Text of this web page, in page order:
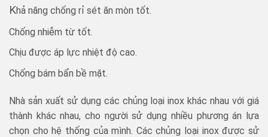
Khả năng chống rỉ sét ăn mòn tốt.
Chống nhiễm từ tốt.
Chịu được áp lực nhiệt độ cao.
Chống bám bẩn bề mặt.
Nhà sản xuất sử dụng các chủng loại inox khác nhau với giá
thành khác nhau, cho người sử dụng nhiều phương án lựa
chọn cho hệ thống của mình. Các chủng loại inox được sử